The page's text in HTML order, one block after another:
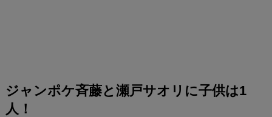
ジャンポケ斉藤と瀬戸サオリに子供は1
人！